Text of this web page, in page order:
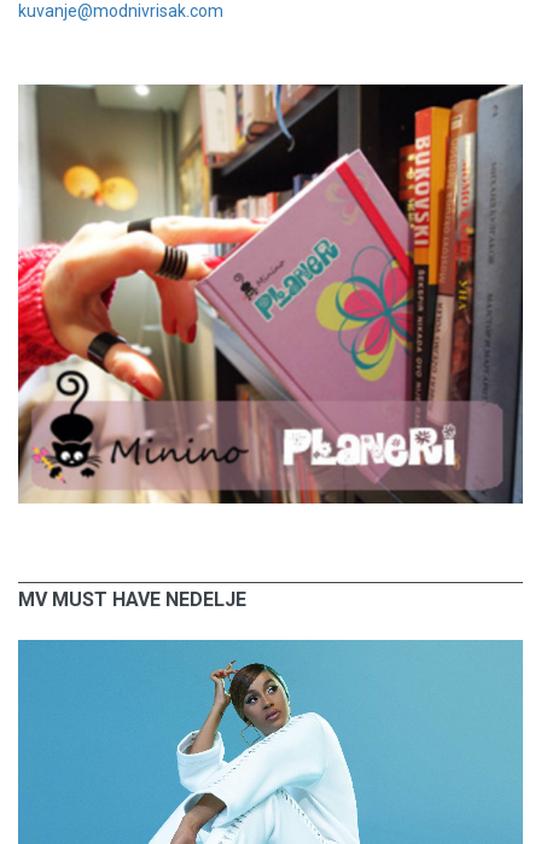
kuvanje@modnivrisak.com
MV MUST HAVE NEDELJE